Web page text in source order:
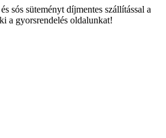
sós süteményt díjmentes szállítással a
a gyorsrendelés oldalunkat!